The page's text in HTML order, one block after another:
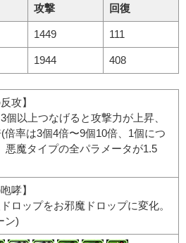
攻撃 回復
1449 111
1944 408
攻】
個以上つなげると攻撃力が上昇、
倍率は3個4倍〜9個10倍、1個につ
悪魔タイプの全パラメータが1.5
哮】
ロップをお邪魔ドロップに変化。
ン)